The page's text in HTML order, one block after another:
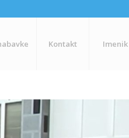
Kontakt Imenik